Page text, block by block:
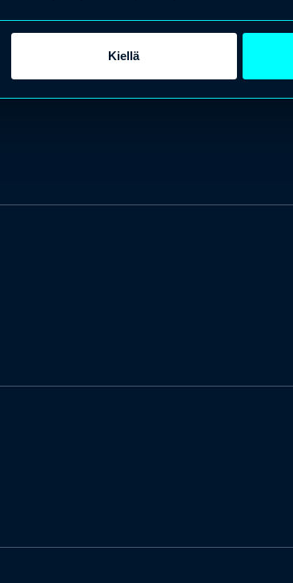
Kiellä